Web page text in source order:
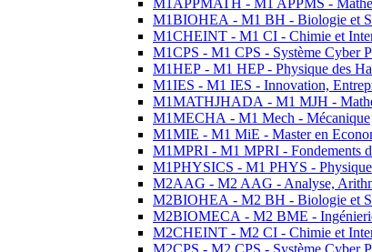
M1APPMATH - M1 APPMS -
M1BIOHEA - M1 BH - Biologie et
M1CHEINT - M1 CI - Chimie et
M1CPS - M1 CPS - Système Cyber
M1HEP - M1 HEP - Physique des
M1IES - M1 IES - Innovation,
M1MATHJHADA - M1 MJH -
M1MECHA - M1 Mech - Mécanique
M1MIE - M1 MiE - Master en
M1MPRI - M1 MPRI - Fondements
M1PHYSICS - M1 PHYS - Physique
M2AAG - M2 AAG - Analyse,
M2BIOHEA - M2 BH - Biologie et
M2BIOMECA - M2 BME -
M2CHEINT - M2 CI - Chimie et
M2CPS - M2 CPS - Système Cyber